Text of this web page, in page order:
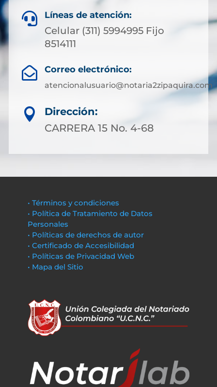
 Líneas de atención:
Celular (311) 5994995 Fijo
8514111
 Correo electrónico:
atencionalusuario@notaria2zipaquira.com

Dirección:
CARRERA 15 No. 4-68
• Términos y condiciones
• Política de Tratamiento de Datos
Personales
• Políticas de derechos de autor
• Certificado de Accesibilidad
• Políticas de Privacidad Web
• Mapa del Sitio